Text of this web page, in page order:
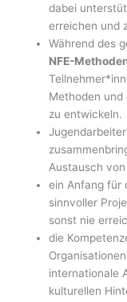
dabei
erreichen und
Während des
NFE-
Methoden und
zu entwickeln.
Austausch
ein Anfang für
sinnvoller
sonst nie
die
internationale
kulturellen